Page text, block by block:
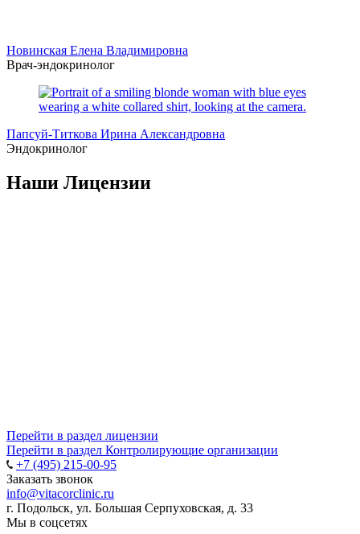
Новинская Елена Владимировна
Врач-эндокринолог
Папсуй-Титкова Ирина Александровна
Эндокринолог
Наши Лицензии
Перейти в раздел лицензии
Перейти в раздел Контролирующие организации
+7 (495) 215-00-95
Заказать звонок
info@vitacorclinic.ru
г. Подольск, ул. Большая Серпуховская, д. 33
Мы в соцсетях